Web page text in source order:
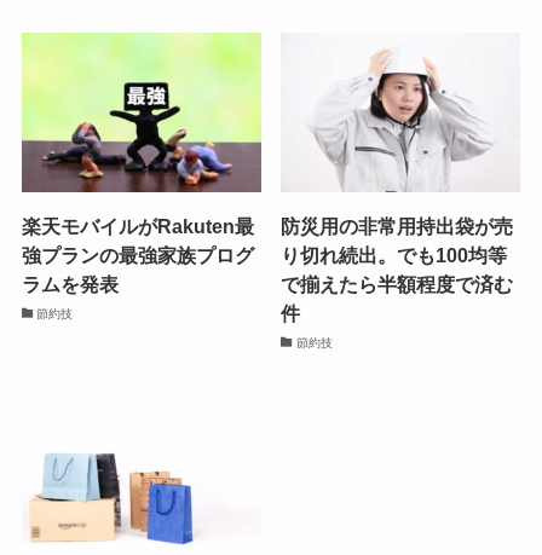
楽天モバイルがRakuten最
強プランの最強家族プログ
ラムを発表
節約技
防災用の非常用持出袋が売
り切れ続出。でも100均等
で揃えたら半額程度で済む
件
節約技